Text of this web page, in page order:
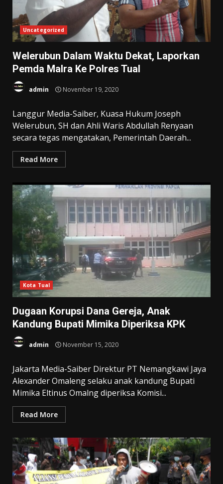
Uncategorized
Welerubun Dalam Waktu Dekat, Laporkan
Pemda Malra Ke Polres Tual
admin November 19, 2020
Langgur Media-Saiber, Kuasa Hukum Joseph
Welerubun, SH dan Ahli Waris Abdullah Renyaan
secara tegas mengatakan, Pemerintah Daerah...
Read More
Kota Tual
Dugaan Korupsi Dana Gereja, Anak
Kandung Bupati Mimika Diperiksa KPK
admin November 15, 2020
Jakarta Media-Saiber Direktur PT Nemangkawi Jaya
Alexander Omaleng selaku anak kandung Bupati
Mimika Eltinus Omalng diperiksa Komisi...
Read More